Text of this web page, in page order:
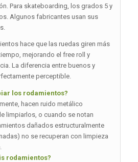
Para skateboarding, los grados 5 y
Algunos fabricantes usan sus
hace que las ruedas giren más
mejorando el free roll y
La diferencia entre buenos y
perceptible.
los rodamientos?
hacen ruido metálico
limpiarlos, o cuando se notan
dañados estructuralmente
no se recuperan con limpieza
rodamientos?